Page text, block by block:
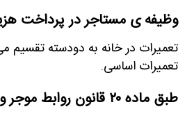
وظیفه ی مستاجر در پرداخت
تعمیرات در خانه به دودسته تقسیم
تعمیرات اساسی.
طبق ماده ۲۰ قانون روابط موجر و مستاجر